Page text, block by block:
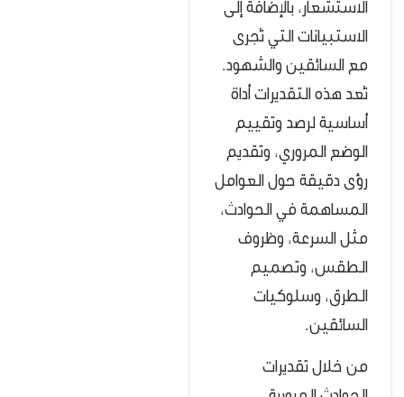
الاستشعار، بالإضافة إلى
الاستبيانات التي تُجرى
مع السائقين والشهود.
تُعد هذه التقديرات أداة
أساسية لرصد وتقييم
الوضع المروري، وتقديم
رؤى دقيقة حول العوامل
المساهمة في الحوادث،
مثل السرعة، وظروف
الطقس، وتصميم
الطرق، وسلوكيات
السائقين.
من خلال تقديرات